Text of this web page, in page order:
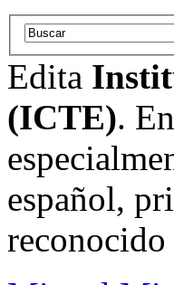
Edita
(ICTE).
español,